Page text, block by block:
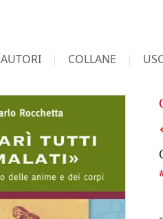
AUTORI COLLANE